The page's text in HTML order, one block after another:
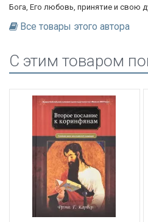
Бога, Его любовь, принятие и свою
Все товары этого автора
C этим товаром